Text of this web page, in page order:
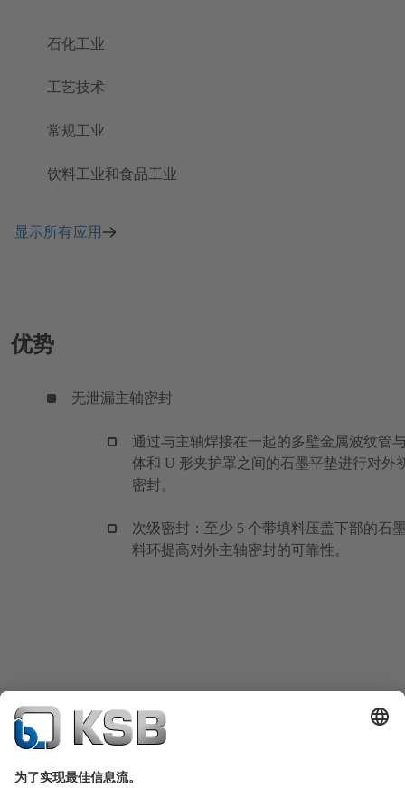
石化工业
工艺技术
常规工业
饮料工业和食品工业
显示所有应用
优势
无泄漏主轴密封
通过与主轴焊接在一起的多壁金属波纹管
体和 U 形夹护罩之间的石墨平垫进行对外
密封。
次级密封：至少 5 个带填料压盖下部的石
料环提高对外主轴密封的可靠性。